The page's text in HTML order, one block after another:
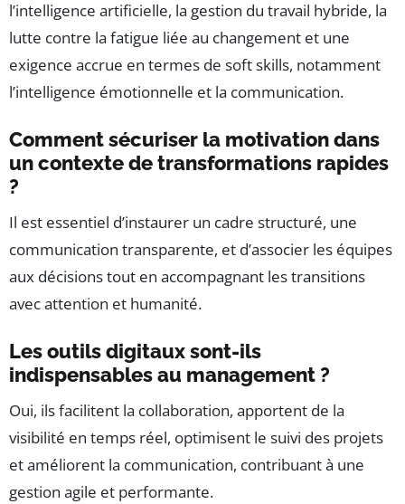
l’intelligence artificielle, la gestion du travail hybride, la
lutte contre la fatigue liée au changement et une
exigence accrue en termes de soft skills, notamment
l’intelligence émotionnelle et la communication.
Comment sécuriser la motivation dans
un contexte de transformations rapides
?
Il est essentiel d’instaurer un cadre structuré, une
communication transparente, et d’associer les équipes
aux décisions tout en accompagnant les transitions
avec attention et humanité.
Les outils digitaux sont-ils
indispensables au management ?
Oui, ils facilitent la collaboration, apportent de la
visibilité en temps réel, optimisent le suivi des projets
et améliorent la communication, contribuant à une
gestion agile et performante.